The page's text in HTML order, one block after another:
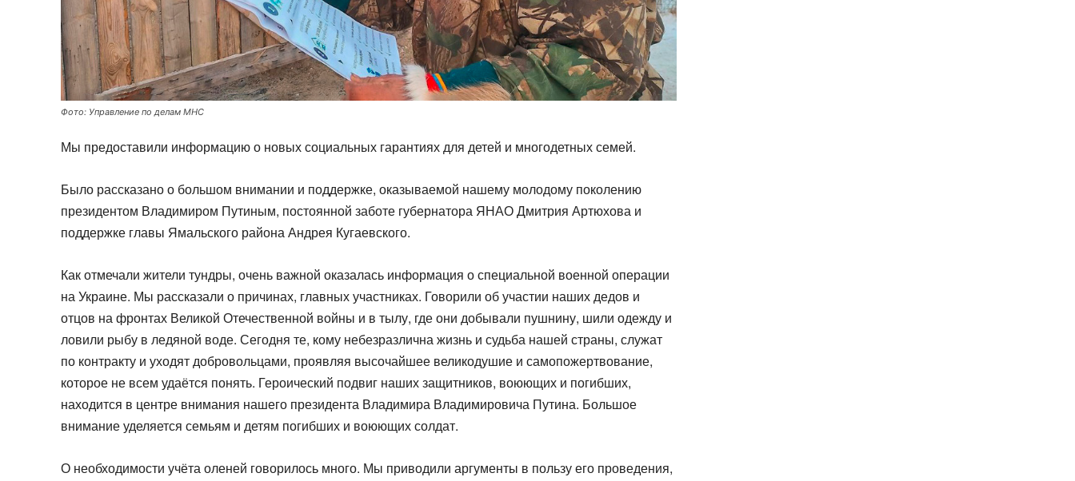
Фото: Управление по делам МНС
Мы предоставили информацию о новых социальных гарантиях для детей и многодетных семей.
Было рассказано о большом внимании и поддержке, оказываемой нашему молодому поколению
президентом Владимиром Путиным, постоянной заботе губернатора ЯНАО Дмитрия Артюхова и
поддержке главы Ямальского района Андрея Кугаевского.
Как отмечали жители тундры, очень важной оказалась информация о специальной военной операции
на Украине. Мы рассказали о причинах, главных участниках. Говорили об участии наших дедов и
отцов на фронтах Великой Отечественной войны и в тылу, где они добывали пушнину, шили одежду и
ловили рыбу в ледяной воде. Сегодня те, кому небезразлична жизнь и судьба нашей страны, служат
по контракту и уходят добровольцами, проявляя высочайшее великодушие и самопожертвование,
которое не всем удаётся понять. Героический подвиг наших защитников, воюющих и погибших,
находится в центре внимания нашего президента Владимира Владимировича Путина. Большое
внимание уделяется семьям и детям погибших и воюющих солдат.
О необходимости учёта оленей говорилось много. Мы приводили аргументы в пользу его проведения,